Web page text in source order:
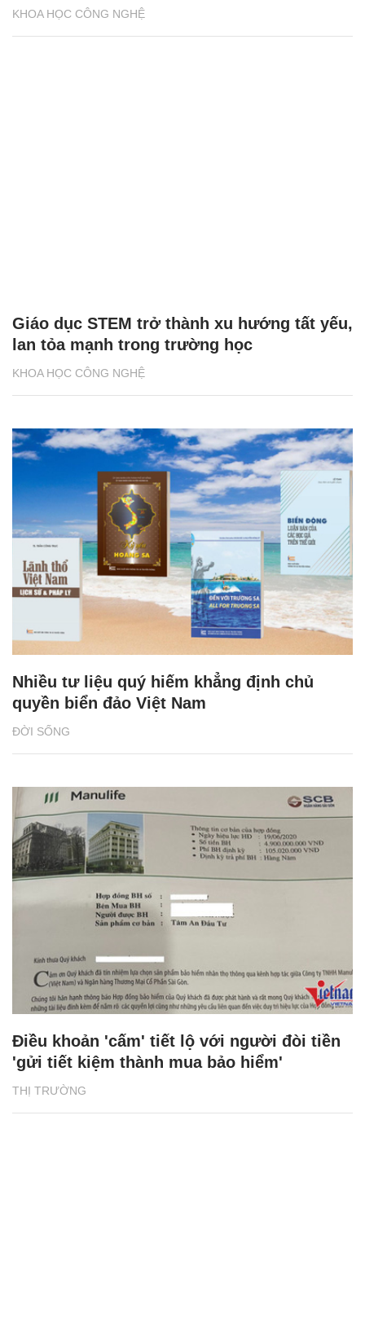
KHOA HỌC CÔNG NGHỆ
KHOA HỌC CÔNG NGHỆ
Giáo dục STEM trở thành xu hướng tất yếu,
lan tỏa mạnh trong trường học
ĐỜI SỐNG
Nhiều tư liệu quý hiếm khẳng định chủ
quyền biển đảo Việt Nam
THỊ TRƯỜNG
Điều khoản 'cấm' tiết lộ với người đòi tiền
'gửi tiết kiệm thành mua bảo hiểm'